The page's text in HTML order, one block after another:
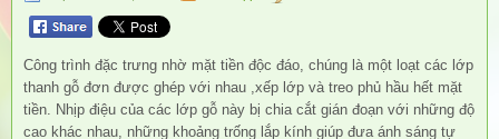
Công trình đặc trưng nhờ mặt tiền độc đáo, chúng là một loạt các lớp
thanh gỗ đơn được ghép với nhau ,xếp lớp và treo phủ hầu hết mặt
tiền. Nhịp điệu của các lớp gỗ này bị chia cắt gián đoạn với những độ
cao khác nhau, những khoảng trống lắp kính giúp đưa ánh sáng tự